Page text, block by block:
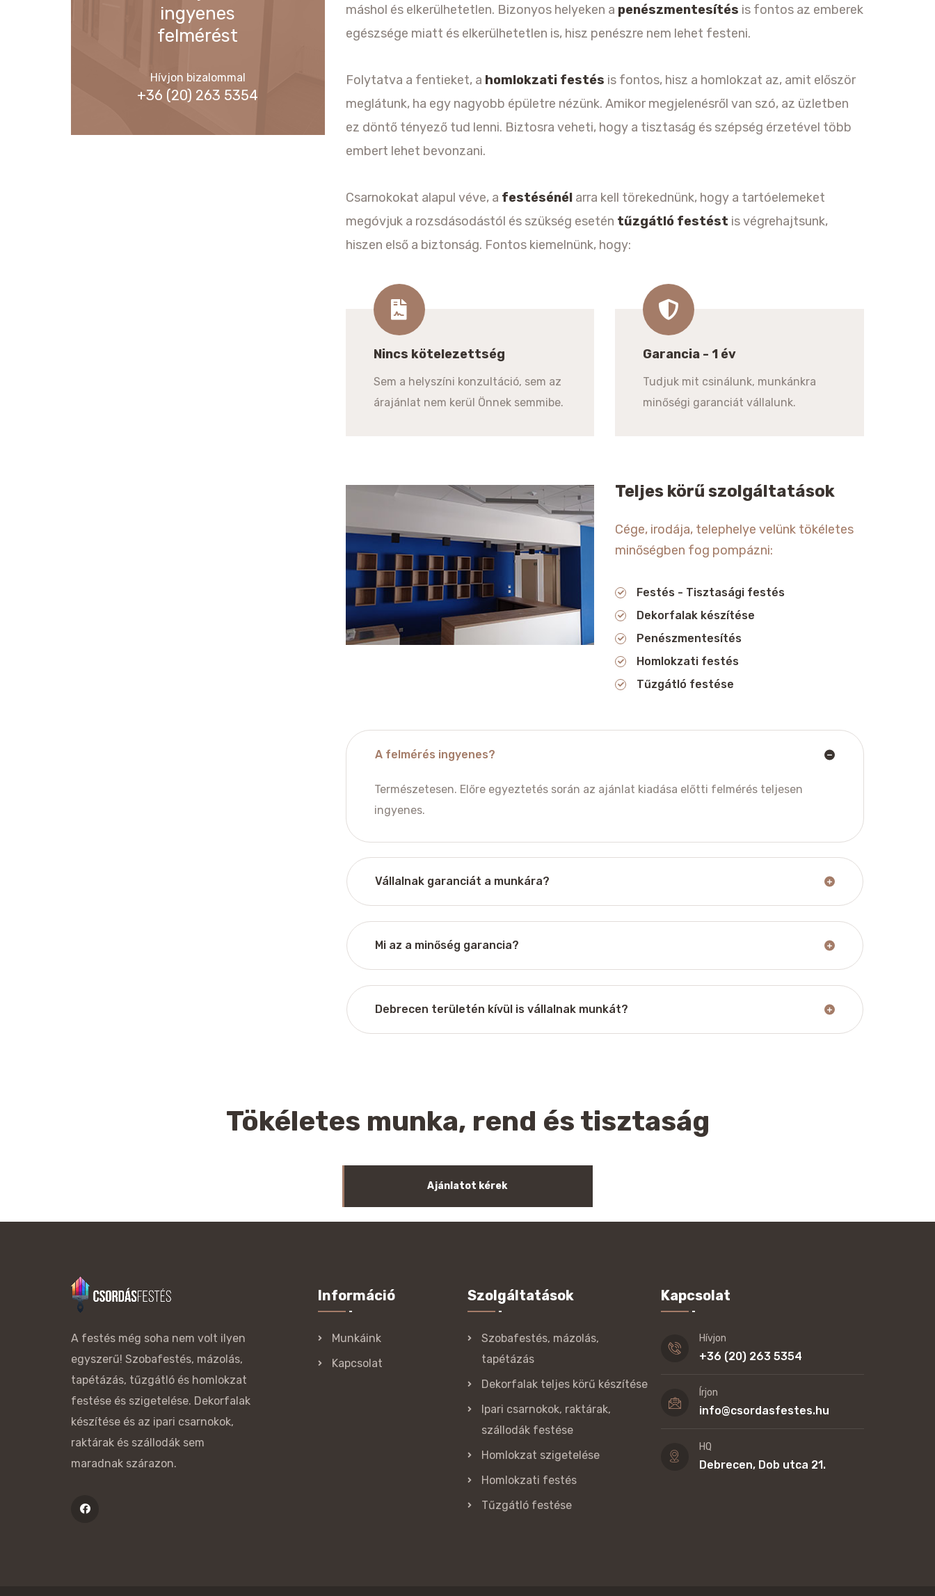
ingyenes
felmérést
Hívjon bizalommal
+36 (20) 263 5354
máshol és elkerülhetetlen. Bizonyos helyeken a penészmentesítés is fontos az emberek
egészsége miatt és elkerülhetetlen is, hisz penészre nem lehet festeni.
Folytatva a fentieket, a homlokzati festés is fontos, hisz a homlokzat az, amit először
meglátunk, ha egy nagyobb épületre nézünk. Amikor megjelenésről van szó, az üzletben
ez döntő tényező tud lenni. Biztosra veheti, hogy a tisztaság és szépség érzetével több
embert lehet bevonzani.
Csarnokokat alapul véve, a festésénélarra kell törekednünk, hogy a tartóelemeket
megóvjuk a rozsdásodástól és szükség esetén tűzgátló festést is végrehajtsunk,
hiszen első a biztonság. Fontos kiemelnünk, hogy:
Nincs kötelezettség
Sem a helyszíni konzultáció, sem az
árajánlat nem kerül Önnek semmibe.
Garancia - 1 év
Tudjuk mit csinálunk, munkánkra
minőségi garanciát vállalunk.
Teljes körű szolgáltatások
Cége, irodája, telephelye velünk tökéletes
minőségben fog pompázni:
Festés - Tisztasági festés
Dekorfalak készítése
Penészmentesítés
Homlokzati festés
Tűzgátló festése
A felmérés ingyenes?
Természetesen. Előre egyeztetés során az ajánlat kiadása előtti felmérés teljesen
ingyenes.
Vállalnak garanciát a munkára?
Mi az a minőség garancia?
Debrecen területén kívül is vállalnak munkát?
Tökéletes munka, rend és tisztaság
Ajánlatot kérek
A festés még soha nem volt ilyen
egyszerű! Szobafestés, mázolás,
tapétázás, tűzgátló és homlokzat
festése és szigetelése. Dekorfalak
készítése és az ipari csarnokok,
raktárak és szállodák sem
maradnak szárazon.
Információ
Munkáink
Kapcsolat
Szolgáltatások
Szobafestés, mázolás,
tapétázás
Dekorfalak teljes körű készítése
Ipari csarnokok, raktárak,
szállodák festése
Homlokzat szigetelése
Homlokzati festés
Tűzgátló festése
Kapcsolat
Hívjon
+36 (20) 263 5354
Írjon
info@csordasfestes.hu
HQ
Debrecen, Dob utca 21.